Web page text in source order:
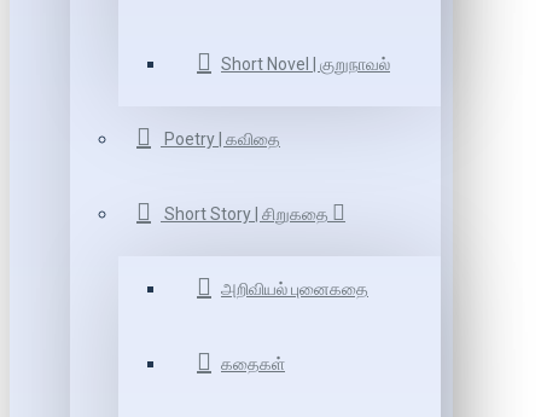
Short Novel | குறுநாவல்
Poetry | கவிதை
Short Story | சிறுகதை
அறிவியல் புனைகதை
கதைகள்